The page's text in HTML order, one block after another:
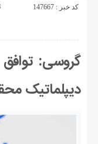
کد خبر : 147667
گروسی: توافق
دیپلماتیک